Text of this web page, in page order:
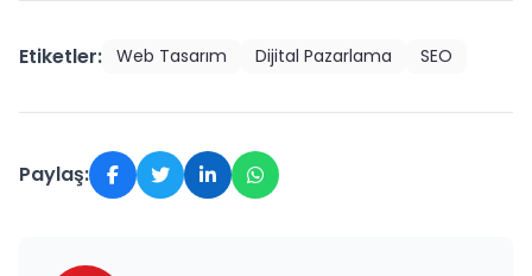
Etiketler: Web Tasarım Dijital Pazarlama SEO
Paylaş: